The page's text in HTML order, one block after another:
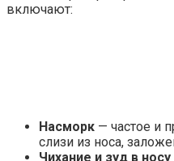
включают:
Насморк — частое и
слизи из носа,
Чихание и зуд в носу